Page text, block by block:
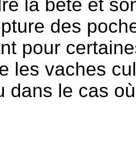
la bête et
des
pour
les vaches
dans le cas